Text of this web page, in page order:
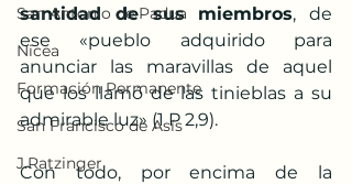
San Antonio de Padua
Nicea
Formación Permanente
San Francisco de Asís
J.Ratzinger
santidad de sus miembros, de
ese «pueblo adquirido para
anunciar las maravillas de aquel
que los llamó de las tinieblas a su
admirable luz» (1 P 2,9).
Con todo, por encima de la